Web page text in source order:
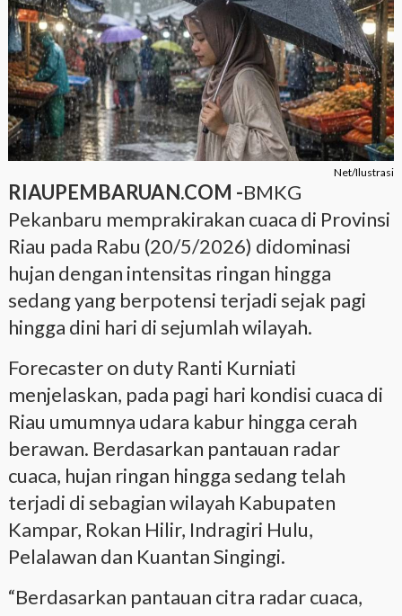
Net/Ilustrasi
RIAUPEMBARUAN.COM -BMKG
Pekanbaru memprakirakan cuaca di Provinsi
Riau pada Rabu (20/5/2026) didominasi
hujan dengan intensitas ringan hingga
sedang yang berpotensi terjadi sejak pagi
hingga dini hari di sejumlah wilayah.
Forecaster on duty Ranti Kurniati
menjelaskan, pada pagi hari kondisi cuaca di
Riau umumnya udara kabur hingga cerah
berawan. Berdasarkan pantauan radar
cuaca, hujan ringan hingga sedang telah
terjadi di sebagian wilayah Kabupaten
Kampar, Rokan Hilir, Indragiri Hulu,
Pelalawan dan Kuantan Singingi.
“Berdasarkan pantauan citra radar cuaca,